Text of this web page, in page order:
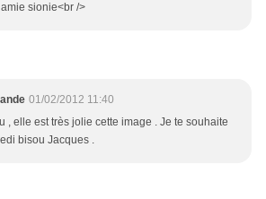
sionie<br />
01/02/2012 11:40
, elle est très jolie cette image . Je te souhaite
bisou Jacques .